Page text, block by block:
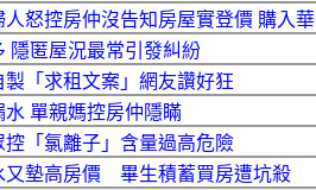
人怒控房仲沒告知房屋實登價 購入
隱匿屋況最常引發糾紛
「求租文案」網友讚好狂
單親媽控房仲隱瞞
「氯離子」含量過高危險
又墊高房價 畢生積蓄買房遭坑殺